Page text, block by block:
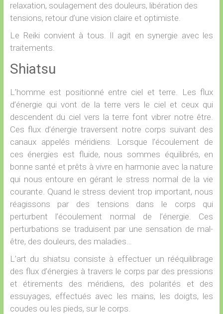
relaxation, soulagement des douleurs, libération des
tensions, retour d’une vision claire et optimiste.
Le Reiki convient à tous. Il agit en synergie avec les
traitements.
Shiatsu
L’homme est positionné entre ciel et terre. Les flux
d’énergie qui vont de la terre vers le ciel et ceux qui
descendent du ciel vers la terre font vibrer notre être.
Ces flux d’énergie traversent notre corps suivant des
canaux appelés méridiens. Lorsque l’écoulement de
ces énergies est fluide, nous sommes équilibrés, en
bonne santé et prêts à vivre en harmonie avec la nature
qui nous entoure en gérant le stress normal de la vie
courante. Quand le stress devient trop important, nous
réagissons par des tensions dans le corps qui
perturbent l’écoulement normal de l’énergie. Ces
perturbations se traduisent par une sensation de mal-
être, des douleurs, des maladies…
L’art du shiatsu consiste à effectuer un rééquilibrage
des flux d’énergies à travers le corps par des pressions
et étirements des méridiens, des polarités et des
essuyages, effectués avec les mains, les doigts, les
coudes ou les pieds, sur le corps.